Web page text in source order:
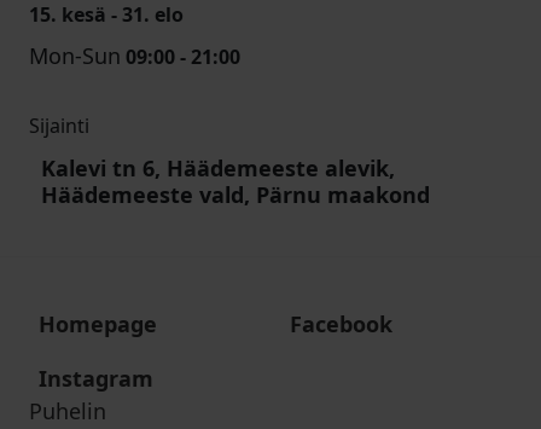
15. kesä - 31. elo
Mon-Sun 09:00 - 21:00
Sijainti
Kalevi tn 6, Häädemeeste alevik,
Häädemeeste vald, Pärnu maakond
Homepage
Facebook
Instagram
Puhelin